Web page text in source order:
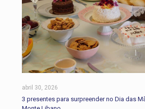
abril 30, 2026
3 presentes para surpreender no Dia das